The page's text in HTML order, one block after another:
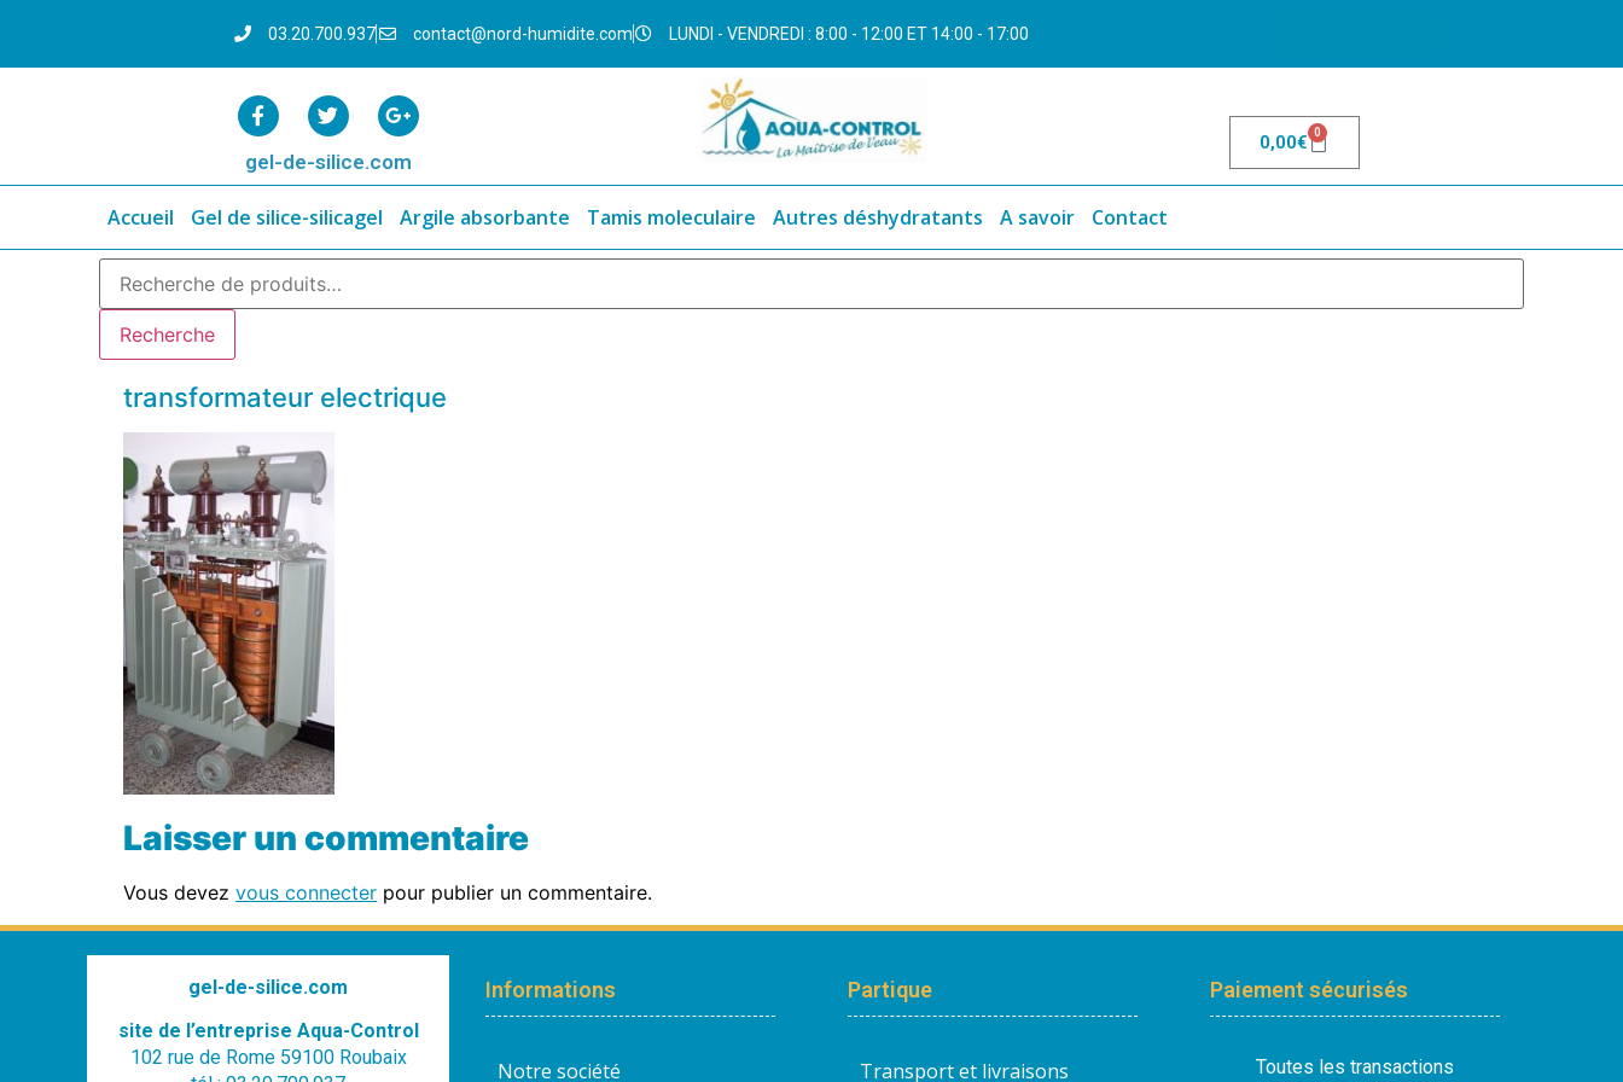
03.20.700.937 contact@nord-humidite.com LUNDI - VENDREDI : 8:00 - 12:00 ET 14:00 - 17:00
gel-de-silice.com
0,00€ 0
Accueil Gel de silice-silicagel Argile absorbante Tamis moleculaire Autres déshydratants A savoir Contact
Recherche
transformateur electrique
Laisser un commentaire
Vous devez vous connecter pour publier un commentaire.
gel-de-silice.com
site de l’entreprise Aqua-Control
102 rue de Rome 59100 Roubaix
Informations
Notre société
Partique
Transport et livraisons
Paiement sécurisés
Toutes les transactions